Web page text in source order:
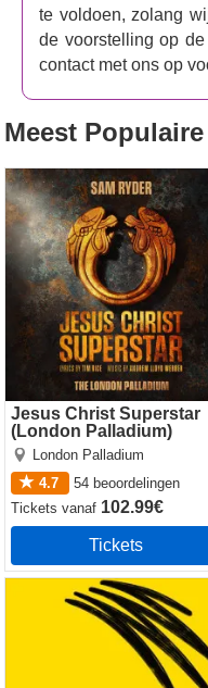
te voldoen, zolang
de voorstelling op
contact met ons op
Meest
Jesus Christ Superstar
(London Palladium)
London Palladium
4.7
54 beoordelingen
Ticketsvanaf 102.99€
Tickets
Jesus Christ Superstar
(London Palladium)
Operation Mincemeat